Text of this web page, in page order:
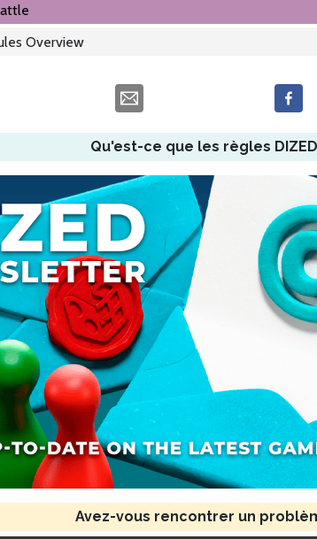
Overview
Qu'est-ce que les règles
Avez-vous rencontrer un